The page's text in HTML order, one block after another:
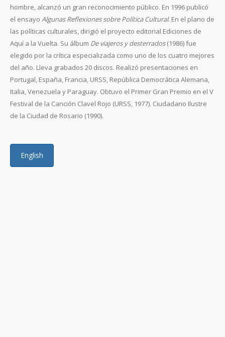
hombre, alcanzó un gran reconocimiento público. En 1996 publicó
el ensayo Algunas Reflexiones sobre Política Cultural. En el plano de
las políticas culturales, dirigió el proyecto editorial Ediciones de
Aquí a la Vuelta. Su álbum De viajeros y desterrados(1986) fue
elegido por la crítica especializada como uno de los cuatro mejores
del año. Lleva grabados 20 discos. Realizó presentaciones en
Portugal, España, Francia, URSS, República Democrática Alemana,
Italia, Venezuela y Paraguay. Obtuvo el Primer Gran Premio en el V
Festival de la Canción Clavel Rojo (URSS, 1977). Ciudadano Ilustre
de la Ciudad de Rosario (1990).
English